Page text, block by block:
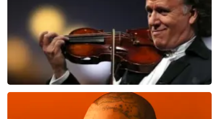
BESTEL NU
laatste 30 minuten